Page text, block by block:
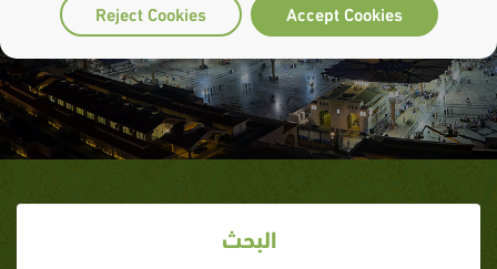
Accept Cookies
Reject Cookies
البحث